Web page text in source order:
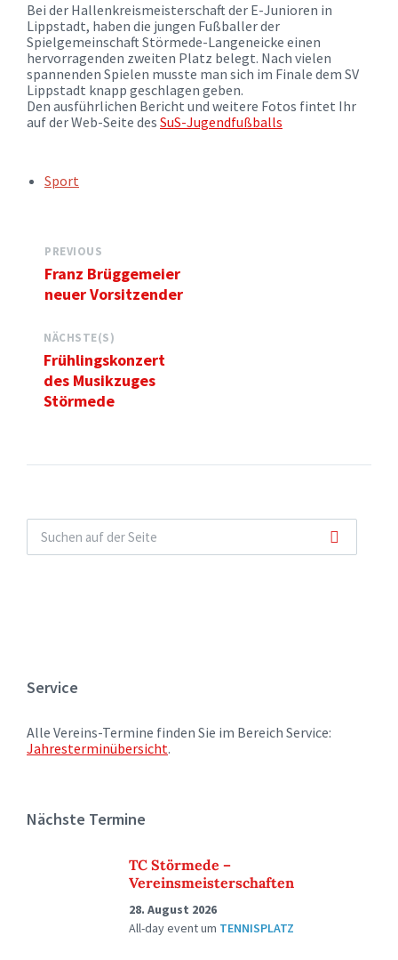
Bei der Hallenkreismeisterschaft der E-Junioren in
Lippstadt, haben die jungen Fußballer der
Spielgemeinschaft Störmede-Langeneicke einen
hervorragenden zweiten Platz belegt. Nach vielen
spannenden Spielen musste man sich im Finale dem SV
Lippstadt knapp geschlagen geben.
Den ausführlichen Bericht und weitere Fotos fintet Ihr
auf der Web-Seite des SuS-Jugendfußballs
TAGS:Sport
PREVIOUS
Franz Brüggemeier
neuer Vorsitzender
NÄCHSTE(S)
Frühlingskonzert
des Musikzuges
Störmede
Service
Alle Vereins-Termine finden Sie im Bereich Service:
Jahresterminübersicht.
Nächste Termine
TC Störmede –
Vereinsmeisterschaften
28. August 2026
All-day eventum TENNISPLATZ